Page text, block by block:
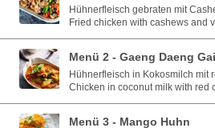
Hühnerfleisch gebraten mit
Fried chicken with cashews and
Menü 2 - Gaeng Daeng Gai
Hühnerfleisch in Kokosmilch mit
Chicken in coconut milk with red
Menü 3 - Mango Huhn